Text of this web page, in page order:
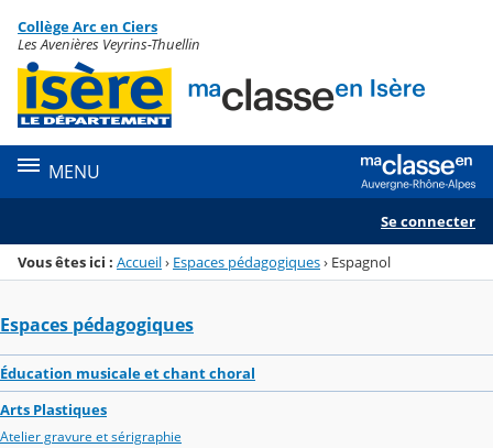
Menu de la rubrique
Contenu
Collège Arc en Ciers
Les Avenières Veyrins-Thuellin
MENU
Se connecter
Vous êtes ici : Accueil› Espaces pédagogiques› Espagnol
Espaces pédagogiques
Éducation musicale et chant choral
Arts Plastiques
Atelier gravure et sérigraphie